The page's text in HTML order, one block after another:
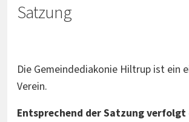
Satzung
Die Gemeindediakonie Hiltrup ist ein
Verein.
Entsprechend der Satzung verfolgt